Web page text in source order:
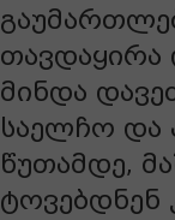
თავდაყირა
მინდა
საელჩო და
წუთამდე,
ტოვებდნენ